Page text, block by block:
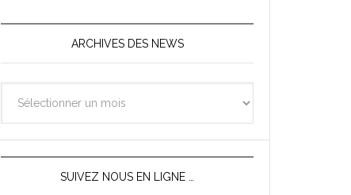
ARCHIVES DES NEWS
des
News
SUIVEZ NOUS EN LIGNE …